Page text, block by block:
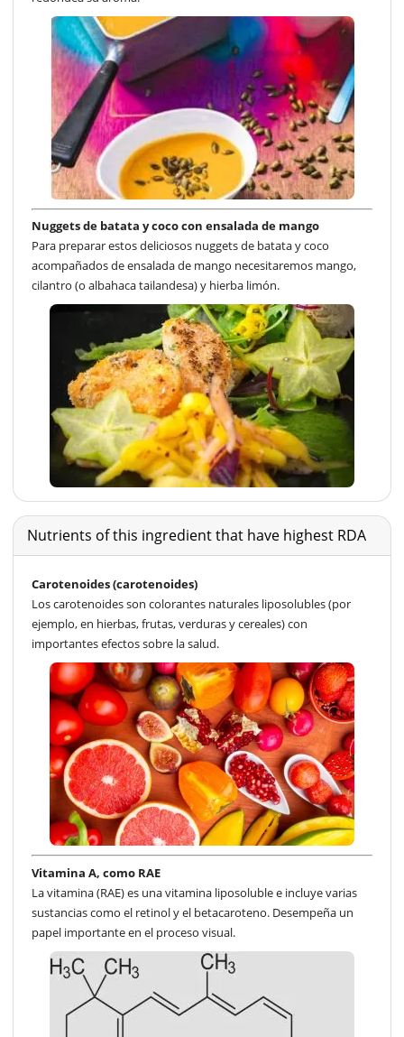
Nuggets de batata y coco con ensalada de mango
Para preparar estos deliciosos nuggets de batata y coco
acompañados de ensalada de mango necesitaremos mango,
cilantro (o albahaca tailandesa) y hierba limón.
Nutrients of this ingredient that have highest RDA
Carotenoides (carotenoides)
Los carotenoides son colorantes naturales liposolubles (por
ejemplo, en hierbas, frutas, verduras y cereales) con
importantes efectos sobre la salud.
Vitamina A, como RAE
La vitamina (RAE) es una vitamina liposoluble e incluye varias
sustancias como el retinol y el betacaroteno. Desempeña un
papel importante en el proceso visual.